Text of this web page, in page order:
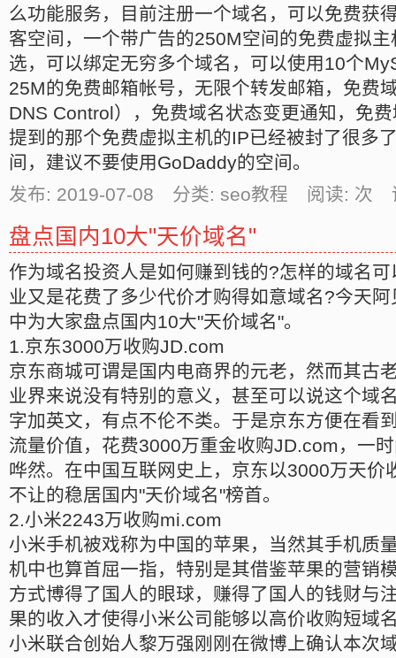
么功能服务，目前注册一个域名，可以免费获
客空间，一个带广告的250M空间的免费虚拟
选，可以绑定无穷多个域名，可以使用10个
25M的免费邮箱帐号，无限个转发邮箱，免费
DNS Control），免费域名状态变更通知，免
提到的那个免费虚拟主机的IP已经被封了很多
间，建议不要使用GoDaddy的空间。
发布: 2019-07-08 分类: seo教程 阅读: 次
盘点国内10大"天价域名"
作为域名投资人是如何赚到钱的?怎样的域名
业又是花费了多少代价才购得如意域名?今天
中为大家盘点国内10大"天价域名"。
1.京东3000万收购JD.com
京东商城可谓是国内电商界的元老，然而其古
业界来说没有特别的意义，甚至可以说这个域
字加英文，有点不伦不类。于是京东方便在看
流量价值，花费3000万重金收购JD.com，一
哗然。在中国互联网史上，京东以3000万天价
不让的稳居国内"天价域名"榜首。
2.小米2243万收购mi.com
小米手机被戏称为中国的苹果，当然其手机质
机中也算首屈一指，特别是其借鉴苹果的营销
方式博得了国人的眼球，赚得了国人的钱财与
果的收入才使得小米公司能够以高价收购短域
小米联合创始人黎万强刚刚在微博上确认本次